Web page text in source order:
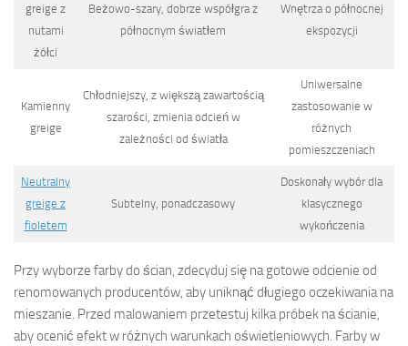
greige z
nutami
żółci
Beżowo-szary, dobrze współgra z
północnym światłem
Wnętrza o północnej
ekspozycji
Kamienny
greige
Chłodniejszy, z większą zawartością
szarości, zmienia odcień w
zależności od światła
Uniwersalne
zastosowanie w
różnych
pomieszczeniach
Neutralny
greige z
fioletem
Subtelny, ponadczasowy
Doskonały wybór dla
klasycznego
wykończenia
Przy wyborze farby do ścian, zdecyduj się na gotowe odcienie od
renomowanych producentów, aby uniknąć długiego oczekiwania na
mieszanie. Przed malowaniem przetestuj kilka próbek na ścianie,
aby ocenić efekt w różnych warunkach oświetleniowych. Farby w